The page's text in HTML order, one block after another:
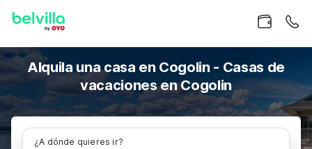
Alquila una casa en Cogolin - Casas de
vacaciones en Cogolin
¿A dónde quieres ir?